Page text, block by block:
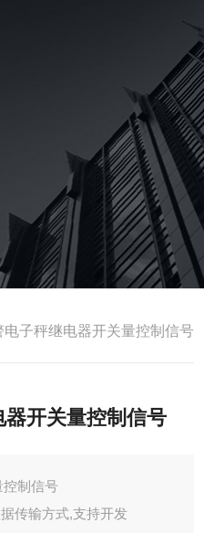
子秤继电器开关量控制信号
开关量控制信号
制信号
传输方式,支持开发